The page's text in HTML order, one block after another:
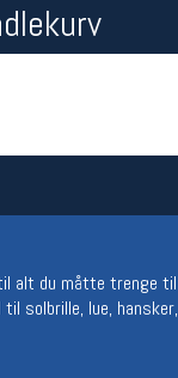
alt du måtte trenge
solbrille, lue,